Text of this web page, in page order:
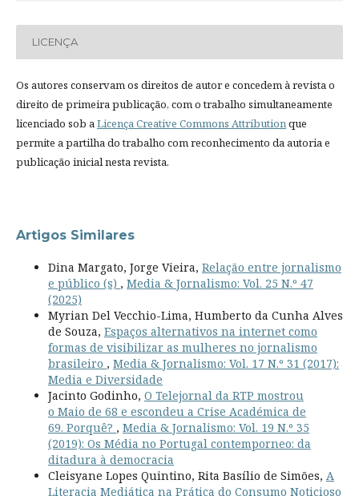
LICENÇA
Os autores conservam os direitos de autor e concedem à revista o
direito de primeira publicação, com o trabalho simultaneamente
licenciado sob aLicença Creative Commons Attributionque
permite a partilha do trabalho com reconhecimento da autoria e
publicação inicial nesta revista.
Artigos Similares
Dina Margato, Jorge Vieira, Relação entre jornalismo
e público (s) , Media & Jornalismo: Vol. 25 N.º 47
(2025)
Myrian Del Vecchio-Lima, Humberto da Cunha Alves
de Souza, Espaços alternativos na internet como
formas de visibilizar as mulheres no jornalismo
brasileiro , Media & Jornalismo: Vol. 17 N.º 31 (2017):
Media e Diversidade
Jacinto Godinho, O Telejornal da RTP mostrou
o Maio de 68 e escondeu a Crise Académica de
69. Porquê? , Media & Jornalismo: Vol. 19 N.º 35
(2019): Os Média no Portugal contemporneo: da
ditadura à democracia
Cleisyane Lopes Quintino, Rita Basílio de Simões, A
Literacia Mediática na Prática do Consumo Noticioso